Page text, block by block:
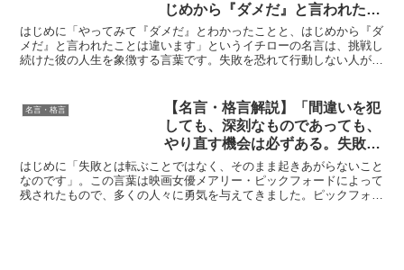
じめから『ダメだ』と言われたこ
とは違います」by イチローの深
い意味と得られる教訓
はじめに「やってみて『ダメだ』とわかったことと、はじめから『ダ
メだ』と言われたことは違います」というイチローの名言は、挑戦し
続けた彼の人生を象徴する言葉です。失敗を恐れて行動しない人が多
名言・格言
【名言・格言解説】「間違いを犯
しても、深刻なものであっても、
やり直す機会は必ずある。失敗と
は転ぶことではなく、そのまま起
きあがらないことなのです。」by
メアリー・ピックフォードの深い
はじめに「失敗とは転ぶことではなく、そのまま起きあがらないこと
なのです」。この言葉は映画女優メアリー・ピックフォードによって
残されたもので、多くの人々に勇気を与えてきました。ピックフォー